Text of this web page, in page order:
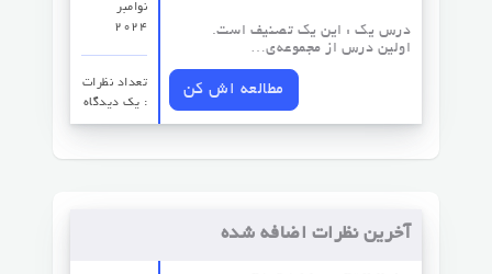
نوامبر
2024
تعداد نظرات‌
: یک دیدگاه
درس یک : این یک تصنیف است.
اولین درس از مجموعه‌ی…
مطالعه اش کن
آخرین نظرات اضافه شده